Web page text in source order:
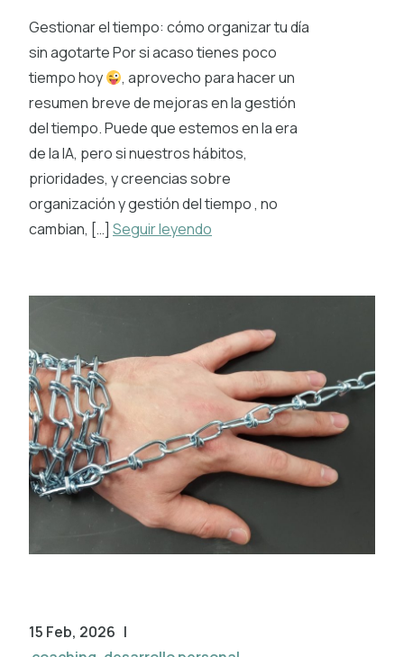
Gestionar el tiempo: cómo organizar tu día
sin agotarte Por si acaso tienes poco
tiempo hoy
, aprovecho para hacer un
resumen breve de mejoras en la gestión
del tiempo. Puede que estemos en la era
de la IA, pero si nuestros hábitos,
prioridades, y creencias sobre
organización y gestión del tiempo , no
cambian, […] Seguir leyendo
15 Feb, 2026 |